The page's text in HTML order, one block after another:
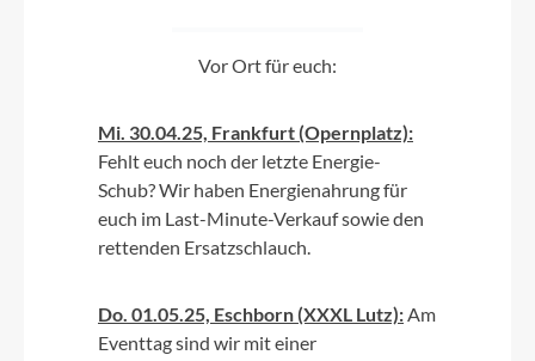
Vor Ort für euch:
Mi. 30.04.25, Frankfurt (Opernplatz):
Fehlt euch noch der letzte Energie-
Schub? Wir haben Energienahrung für
euch im Last-Minute-Verkauf sowie den
rettenden Ersatzschlauch.
Do. 01.05.25, Eschborn (XXXL Lutz):Am
Eventtag sind wir mit einer